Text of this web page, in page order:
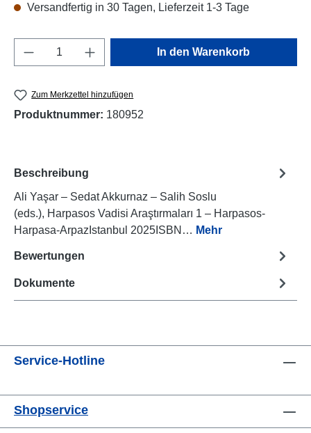
Versandfertig in 30 Tagen, Lieferzeit 1-3 Tage
Produkt Anzahl: Gib den gewünschten
In den Warenkorb
Zum Merkzettel hinzufügen
Produktnummer: 180952
Beschreibung
Ali Yaşar – Sedat Akkurnaz – Salih Soslu
(eds.), Harpasos Vadisi Araştırmaları 1 – Harpasos-
Harpasa-ArpazIstanbul 2025ISBN… Mehr
Bewertungen
Dokumente
Service-Hotline
Shopservice